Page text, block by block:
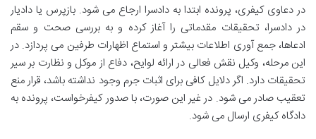
در دعاوی کیفری، پرونده ابتدا به دادسرا ارجاع می شود. بازپرس یا دادیار
در دادسرا، تحقیقات مقدماتی را آغاز کرده و به بررسی صحت و سقم
ادعاها، جمع آوری اطلاعات بیشتر و استماع اظهارات طرفین می پردازد. در
این مرحله، وکیل نقش فعالی در ارائه لوایح، دفاع از موکل و نظارت بر سیر
تحقیقات دارد. اگر دلایل کافی برای اثبات جرم وجود نداشته باشد، قرار منع
تعقیب صادر می شود. در غیر این صورت، با صدور کیفرخواست، پرونده به
دادگاه کیفری ارسال می شود.